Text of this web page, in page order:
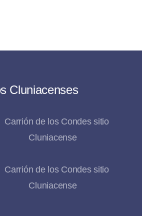
Cluniacenses